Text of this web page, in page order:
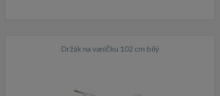
Držák na vaničku 102 cm bílý